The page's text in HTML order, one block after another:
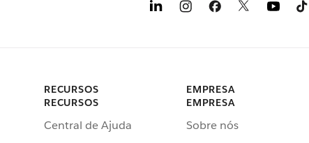
RECURSOS
RECURSOS
Central de Ajuda
EMPRESA
EMPRESA
Sobre nós